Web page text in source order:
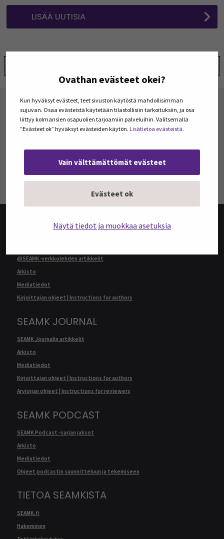
Ovathan evästeet okei?
Kun hyväksyt evästeet, teet sivuston käytöstä mahdollisimman
sujuvan. Osaa evästeistä käytetään tilastollisiin tarkoituksiin, ja osa
liittyy kolmansien osapuolien tarjoamiin palveluihin. Valitsemalla
”Evästeet ok” hyväksyt evästeiden käytön. Lisätietoa evästeistä.
Vain välttämättömät evästeet
Evästeet ok
Näytä tiedot ja muokkaa asetuksia
LISÄÄ UUTISIA
TILAA ARTIKKELEITA JA PODCASTEJA
Tilaa Julkaisut@SEAMK -sivuston artikkeleita ja
podcasteja omaan sähköpostiisi. Koosteet
kerran kuukaudessa.
TILAA UUTISKIRJEITÄ
@SEAMK-verkkolehden artikkelit
Arkisto
Mediatiedot
Kirjoittajan ohjeet | Instructions for authors
SEAMK JOURNAL
SEAMK Journalin artikkelit
Arkisto
Mediatiedot
Kirjoittajan ohjeet | Instructions for authors
Arvioijan ohjeet | Instructions for reviewers
SEAMK PODCAST
SEAMK Podcast -sarjan jaksot
Arkisto
Mediatiedot
Ohjeet podcastin suunnitteluun ja tekemiseen
TIETOA SEAMKISTA
SEAMK.fi
Hakeminen